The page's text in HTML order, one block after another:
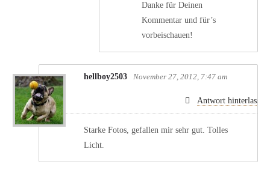
Danke für Deinen
Kommentar und für’s
vorbeischauen!
hellboy2503 November 27, 2012, 7:47 am
Antwort hinterlassen
Starke Fotos, gefallen mir sehr gut. Tolles
Licht.